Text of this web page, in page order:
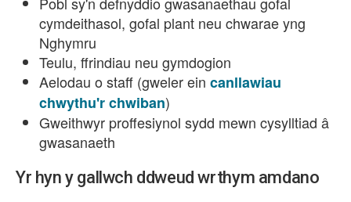
cymdeithasol, gofal plant neu chwarae yng
Nghymru
Teulu, ffrindiau neu gymdogion
Aelodau o staff (gweler ein canllawiau
chwythu'r chwiban)
Gweithwyr proffesiynol sydd mewn cysylltiad
gwasanaeth
Yr hyn y gallwch ddweud wrthym amdano